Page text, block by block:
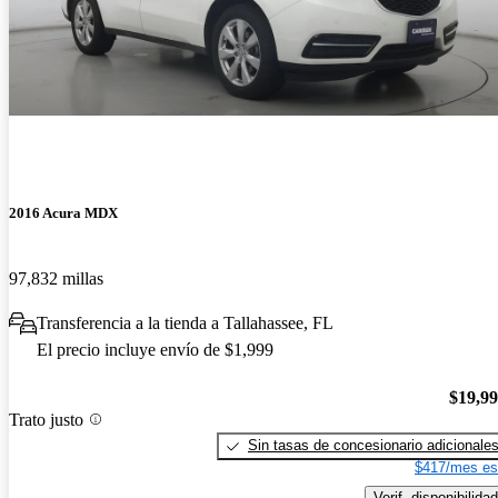
2016 Acura MDX
97,832 millas
Transferencia a la tienda a Tallahassee, FL
El precio incluye envío de $1,999
Trato justo
Sin tasas de concesionario adicionales
$417/mes